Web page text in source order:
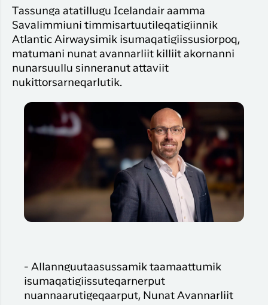
Tassunga atatillugu Icelandair aamma
Savalimmiuni timmisartuutileqatigiinnik
Atlantic Airwaysimik isumaqatigiissusiorpoq,
matumani nunat avannarliit killiit akornanni
nunarsuullu sinneranut attaviit
nukittorsarneqarlutik.
- Allannguutaasussamik taamaattumik
isumaqatigiissuteqarnerput
nuannaarutigeqaarput, Nunat Avannarliit